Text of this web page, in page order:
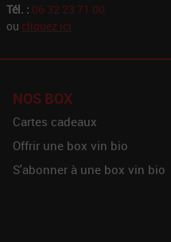
Tél. : 06 32 23 71 00
ou cliquez ici
NOS BOX
Cartes cadeaux
Offrir une box vin bio
S'abonner à une box vin bio